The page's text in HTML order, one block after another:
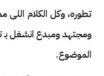
تطوره، وكل الكلام
ومجتهد ومبدع انشغل بـ
الموضوع.